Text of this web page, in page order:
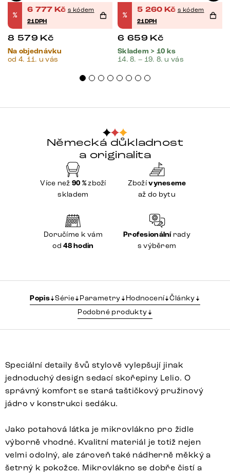
%
6 777 Kč s kódem
21DPH
8 579 Kč
Na objednávku
od 4. 11. u vás
%
5 260 Kč s kódem
21DPH
6 659 Kč
Skladem > 10 ks
14. 8. – 19. 8. u vás
Německá důkladnost
a originalita
Více než 90 %zboží
skladem
Zbožívyneseme
až do bytu
Doručíme k vám
od48 hodin
Profesionálnírady
s výběrem
Popis Série Parametry Hodnocení Články
Podobné produkty
Speciální detaily švů stylově vylepšují jinak
jednoduchý design sedací skořepiny Lelio. O
správný komfort se stará taštičkový pružinový
jádro v konstrukci sedáku.
Jako potahová látka je mikrovlákno pro židle
výborně vhodné. Kvalitní materiál je totiž nejen
velmi odolný, ale zároveň také nádherně měkký a
šetrný k pokožce. Mikrovlákno se dobře čistí a